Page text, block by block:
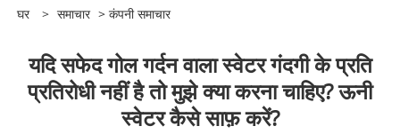
घर > समाचार > कंपनी समाचार
यदि सफेद गोल गर्दन वाला स्वेटर गंदगी के प्रति
प्रतिरोधी नहीं है तो मुझे क्या करना चाहिए? ऊनी
स्वेटर कैसे साफ़ करें?